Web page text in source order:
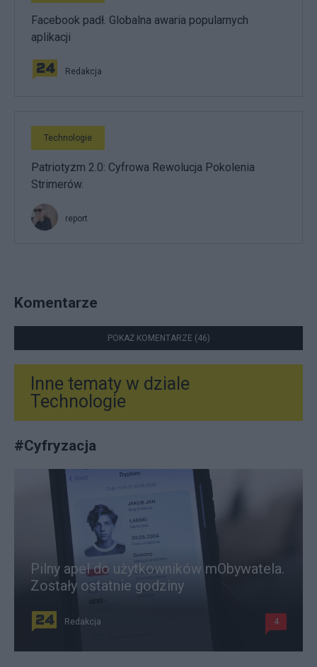
Facebook padł. Globalna awaria popularnych
aplikacji
Redakcja
Technologie
Patriotyzm 2.0: Cyfrowa Rewolucja Pokolenia
Strimerów.
report
Komentarze
POKAŻ KOMENTARZE (46)
Inne tematy w dziale
Technologie
#Cyfryzacja
Pilny apel do użytkowników mObywatela.
Zostały ostatnie godziny
Redakcja 4